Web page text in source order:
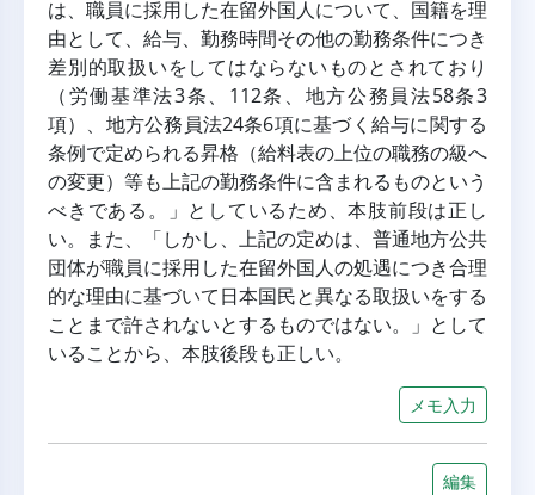
は、職員に採用した在留外国人について、国籍を理
由として、給与、勤務時間その他の勤務条件につき
差別的取扱いをしてはならないものとされており
（労働基準法3条、112条、地方公務員法58条3
項）、地方公務員法24条6項に基づく給与に関する
条例で定められる昇格（給料表の上位の職務の級へ
の変更）等も上記の勤務条件に含まれるものという
べきである。」としているため、本肢前段は正し
い。また、「しかし、上記の定めは、普通地方公共
団体が職員に採用した在留外国人の処遇につき合理
的な理由に基づいて日本国民と異なる取扱いをする
ことまで許されないとするものではない。」として
いることから、本肢後段も正しい。
メモ入力
編集